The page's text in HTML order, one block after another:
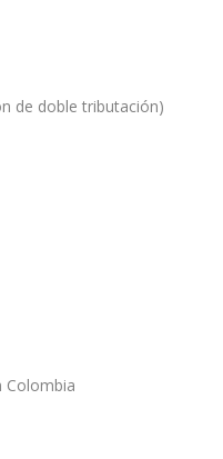
de doble tributación)
Colombia